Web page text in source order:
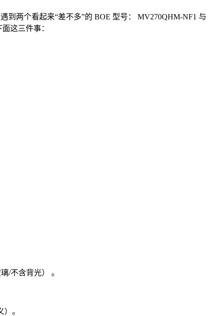
到两个看起来“差不多”的 BOE 型号： MV270QHM-NF1 与
这三件事：
/不含背光） 。
。